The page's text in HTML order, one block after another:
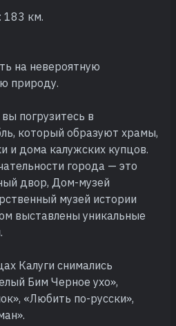
183 км.
на невероятную
природу.
погрузитесь в
который образуют храмы,
и дома калужских купцов.
города — это
двор, Дом-музей
музей истории
выставлены уникальные
Калуги снимались
Бим Черное ухо»,
«Любить по-русски»,